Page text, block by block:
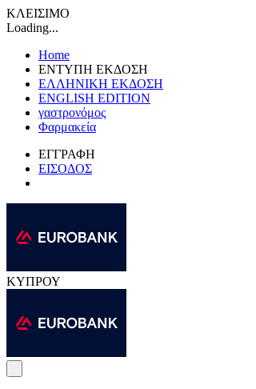
ΚΛΕΙΣΙΜΟ
Loading...
Home
ΕΝΤΥΠΗ ΕΚΔΟΣΗ
ΕΛΛΗΝΙΚΗ ΕΚΔΟΣΗ
ENGLISH EDITION
γαστρονόμος
Φαρμακεία
ΕΓΓΡΑΦΗ
ΕΙΣΟΔΟΣ
ΚΥΠΡΟΥ